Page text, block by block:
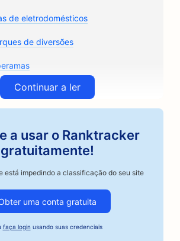
de eletrodomésticos
de diversões
de arquitetura
de autopeças
de reparo de automóveis
do setor automotivo
de fiança
Continuar a ler
a usar o Ranktracker
gratuitamente!
está impedindo a classificação do seu site
uma conta gratuita
faça login usando suas credenciais